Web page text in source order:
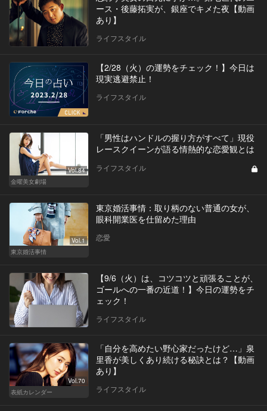
ース・後藤拓実が、銀座でキメた夜【動画
あり】
ライフスタイル
【2/28（火）の運勢をチェック！】今日は
現実逃避禁止！
ライフスタイル
Vol.84
金曜美女劇場
「男性はハンドルの握り方がすべて」現役
レースクイーンが語る情熱的な恋愛観とは
ライフスタイル
Vol.1
東京婚活事情
東京婚活事情：取り柄のない普通の女が、
眼科開業医を仕留めた理由
恋愛
【9/6（火）は、コツコツと頑張ることが、
ゴールへの一番の近道！】今日の運勢をチ
ェック！
ライフスタイル
Vol.70
表紙カレンダー
「自分を高めたい野心家だったけど…」泉
里香が美しくあり続ける秘訣とは？【動画
あり】
ライフスタイル